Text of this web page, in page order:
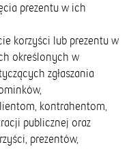
prezentu w ich
korzyści lub prezentu w
określonych w
zgłaszania
kontrahentom,
publicznej oraz
prezentów,